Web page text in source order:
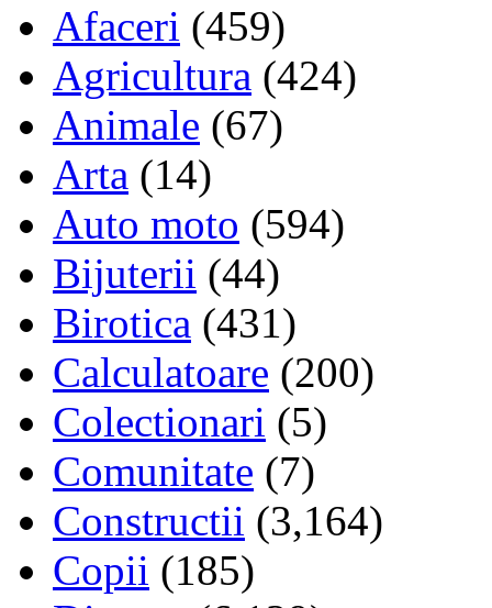
Afaceri (459)
Agricultura (424)
Animale (67)
Arta (14)
Auto moto (594)
Bijuterii (44)
Birotica (431)
Calculatoare (200)
Colectionari (5)
Comunitate (7)
Constructii (3,164)
Copii (185)